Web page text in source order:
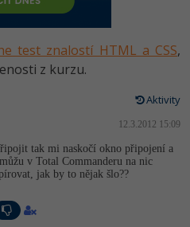
SEO
aplikací
bigdata
-80%
-25%
test znalostí HTML a CSS,
z kurzu.
Aktivity
12.3.2012 15:09
tak mi naskočí okno připojení a
v Total Commanderu na nic
jak by to nějak šlo??